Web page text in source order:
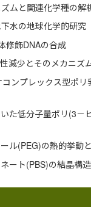
ムと関連化学種の解
水の地球化学的研究
修飾DNAの合成
減少とそのメカニズ
ンプレックス型ポ
た低分子量ポリ(3
ル(PEG)の熱的挙動
ート(PBS)の結晶構